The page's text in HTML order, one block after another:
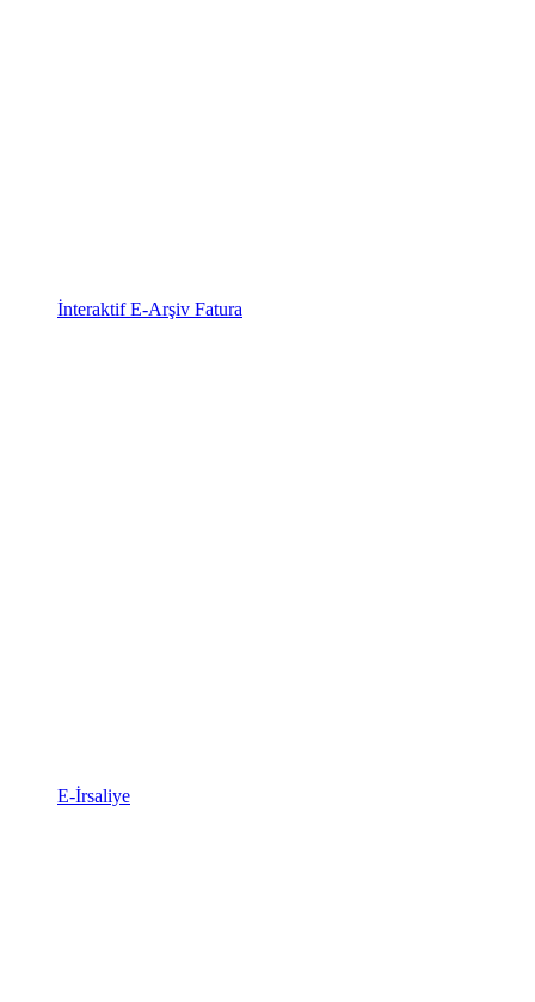
İnteraktif E-Arşiv Fatura
E-İrsaliye